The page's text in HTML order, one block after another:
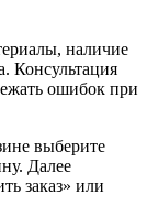
наличие
Консультация
ошибок при
выберите
Далее
заказ» или